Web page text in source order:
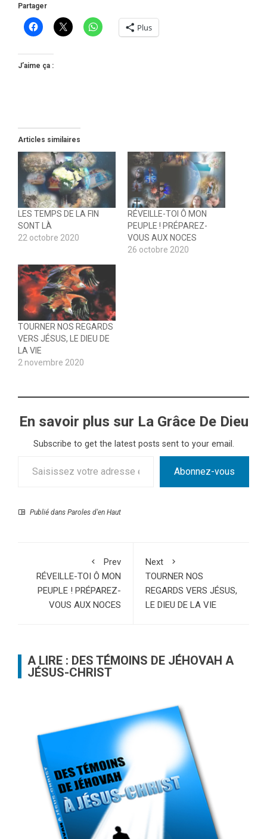
Partager
Plus
J’aime ça :
Articles similaires
LES TEMPS DE LA FIN
SONT LÀ
22 octobre 2020
RÉVEILLE-TOI Ô MON
PEUPLE ! PRÉPAREZ-
VOUS AUX NOCES
26 octobre 2020
TOURNER NOS REGARDS
VERS JÉSUS, LE DIEU DE
LA VIE
2 novembre 2020
En savoir plus sur La Grâce De Dieu
Subscribe to get the latest posts sent to your email.
Abonnez-vous
Publié dans Paroles d'en Haut
Prev
RÉVEILLE-TOI Ô MON
PEUPLE ! PRÉPAREZ-
VOUS AUX NOCES
Next
TOURNER NOS
REGARDS VERS JÉSUS,
LE DIEU DE LA VIE
A LIRE : DES TÉMOINS DE JÉHOVAH A
JÉSUS-CHRIST